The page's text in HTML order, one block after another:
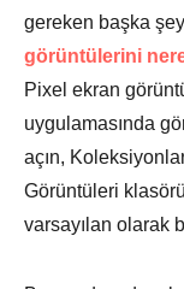
Aşama 1.
gereken başka
görüntülerini
Pixel ekran
uygulamasında
açın,
Görüntüleri
varsayılan olarak